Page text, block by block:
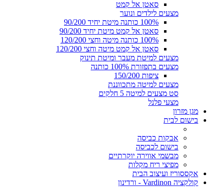
סאטן אל קמט
מצעים לילדים ונוער
100% כותנה מיטת יחיד 90/200
סאטן אל קמט מיטת יחיד 90/200
100% כותנה מיטה וחצי 120/200
סאטן אל קמט מיטה וחצי 120/200
מצעים למיטת מעבר ומיטת תינוק
מצעים בתפזורת 100% כותנה
ציפות 150/200
מצעים למיטה מתכווננת
סט מצעים למיטה 5 חלקים
מצעי פלנל
מגן מזרון
בישום לבית
אבקות כביסה
בישום לכביסה
מבשמי אווירה יוקרתיים
מפיצי ריח מקלות
אקססוריז ועיצוב הבית
קולקציה Vardinon - ורדינון